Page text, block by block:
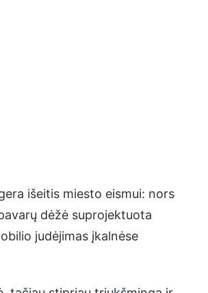
išeitis miesto eismui: nors
dėžė suprojektuota
judėjimas įkalnėse